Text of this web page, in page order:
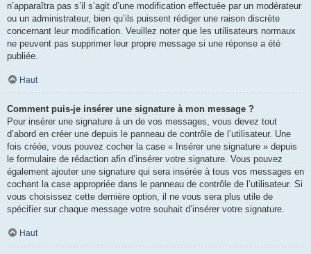
n’apparaîtra pas s’il s’agit d’une modification effectuée par un modérateur
ou un administrateur, bien qu’ils puissent rédiger une raison discrète
concernant leur modification. Veuillez noter que les utilisateurs normaux
ne peuvent pas supprimer leur propre message si une réponse a été
publiée.
Haut
Comment puis-je insérer une signature à mon message ?
Pour insérer une signature à un de vos messages, vous devez tout
d’abord en créer une depuis le panneau de contrôle de l’utilisateur. Une
fois créée, vous pouvez cocher la case « Insérer une signature » depuis
le formulaire de rédaction afin d’insérer votre signature. Vous pouvez
également ajouter une signature qui sera insérée à tous vos messages en
cochant la case appropriée dans le panneau de contrôle de l’utilisateur. Si
vous choisissez cette dernière option, il ne vous sera plus utile de
spécifier sur chaque message votre souhait d’insérer votre signature.
Haut